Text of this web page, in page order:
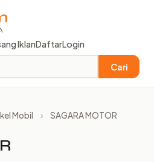
IklanDaftarLogin
Cari
Mobil › SAGARA MOTOR